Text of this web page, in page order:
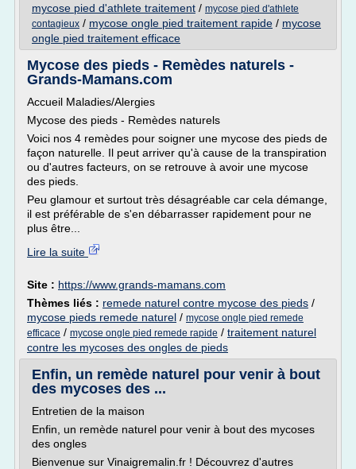
mycose pied d'athlete traitement / mycose pied d'athlete
contagieux / mycose ongle pied traitement rapide / mycose
ongle pied traitement efficace
Mycose des pieds - Remèdes naturels -
Grands-Mamans.com
Accueil Maladies/Alergies
Mycose des pieds - Remèdes naturels
Voici nos 4 remèdes pour soigner une mycose des pieds de
façon naturelle. Il peut arriver qu'à cause de la transpiration
ou d'autres facteurs, on se retrouve à avoir une mycose
des pieds.
Peu glamour et surtout très désagréable car cela démange,
il est préférable de s'en débarrasser rapidement pour ne
plus être...
Lire la suite
Site : https://www.grands-mamans.com
Thèmes liés : remede naturel contre mycose des pieds /
mycose pieds remede naturel / mycose ongle pied remede
efficace / mycose ongle pied remede rapide / traitement naturel
contre les mycoses des ongles de pieds
Enfin, un remède naturel pour venir à bout
des mycoses des ...
Entretien de la maison
Enfin, un remède naturel pour venir à bout des mycoses
des ongles
Bienvenue sur Vinaigremalin.fr ! Découvrez d'autres